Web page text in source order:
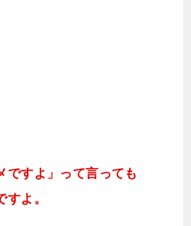
ですよ」って言っても
よ。